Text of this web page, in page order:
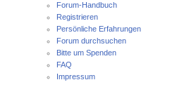
Forum-Handbuch
Registrieren
Persönliche Erfahrungen
Forum durchsuchen
Bitte um Spenden
FAQ
Impressum